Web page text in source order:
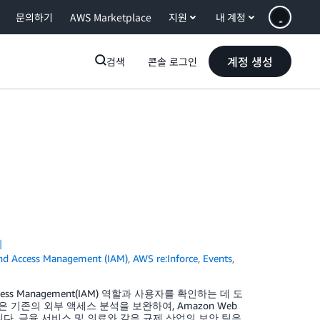
문의하기 AWS Marketplace 지원 내 계정
검색 콘솔 로그인 계정 생성
Access Management (IAM),AWS re:Inforce, Events,
Management(IAM) 역할과 사용자를 확인하는 데 도
기존의 외부 액세스 분석을 보완하여, Amazon Web
. 금융 서비스 및 의료와 같은 규제 산업의 보안 팀은